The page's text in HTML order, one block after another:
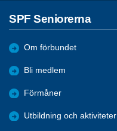
SPF Seniorerna
Om förbundet
Bli medlem
Förmåner
Utbildning och aktiviteter